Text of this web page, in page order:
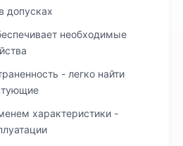
допусках
необходимые
- легко найти
характеристики -